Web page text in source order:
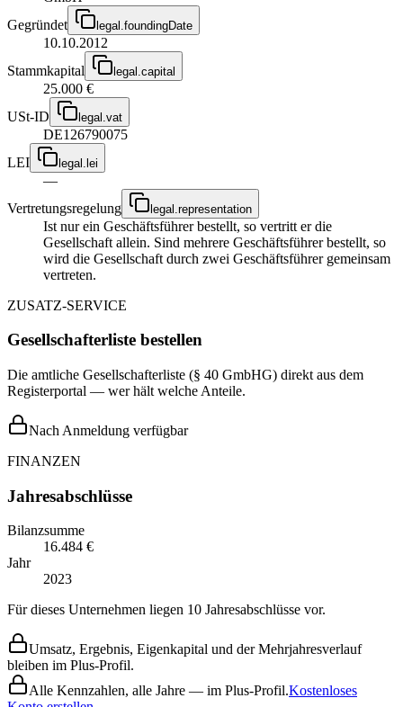
Gegründet
legal.foundingDate
10.10.2012
Stammkapital
legal.capital
25.000 €
USt-ID
legal.vat
DE126790075
LEI
legal.lei
—
Vertretungsregelung
legal.representation
Ist nur ein Geschäftsführer bestellt, so vertritt er die
Gesellschaft allein. Sind mehrere Geschäftsführer bestellt, so
wird die Gesellschaft durch zwei Geschäftsführer gemeinsam
vertreten.
ZUSATZ-SERVICE
Gesellschafterliste bestellen
Die amtliche Gesellschafterliste (§ 40 GmbHG) direkt aus dem
Registerportal — wer hält welche Anteile.
Nach Anmeldung verfügbar
FINANZEN
Jahresabschlüsse
Bilanzsumme
16.484 €
Jahr
2023
Für dieses Unternehmen liegen 10 Jahresabschlüsse vor.
Umsatz, Ergebnis, Eigenkapital und der Mehrjahresverlauf
bleiben im Plus-Profil.
Alle Kennzahlen, alle Jahre — im Plus-Profil.Kostenloses